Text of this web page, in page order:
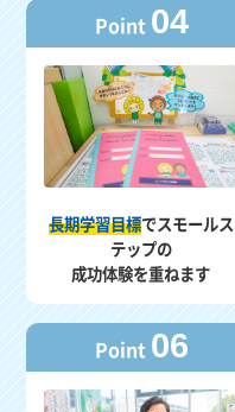
Point 04
長期学習目標でスモールス
テップの
成功体験を重ねます
Point 06